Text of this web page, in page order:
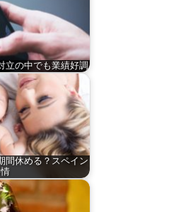
立の中でも業績好調
間休める？スペイン